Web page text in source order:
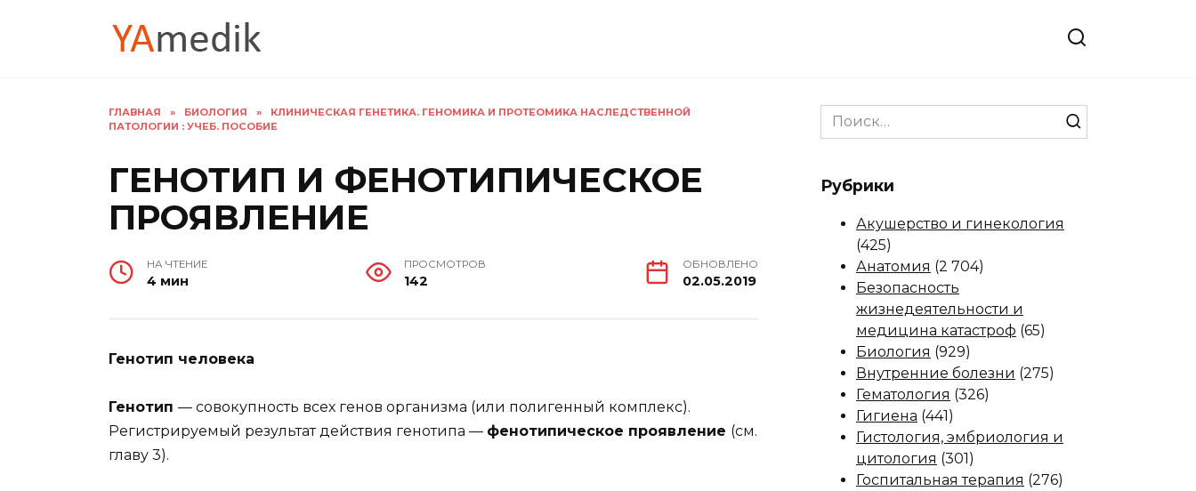
ГЛАВНАЯ » БИОЛОГИЯ »
КЛИНИЧЕСКАЯ ГЕНЕТИКА. ГЕНОМИКА И ПРОТЕОМИКА НАСЛЕДСТВЕННОЙ
ПАТОЛОГИИ : УЧЕБ. ПОСОБИЕ
ГЕНОТИП И ФЕНОТИПИЧЕСКОЕ
ПРОЯВЛЕНИЕ
НА ЧТЕНИЕ
4 мин
ПРОСМОТРОВ
142
ОБНОВЛЕНО
02.05.2019
Генотип человека
Генотип — совокупность всех генов организма (или полигенный комплекс).
Регистрируемый результат действия генотипа — фенотипическое проявление (см.
главу 3).
Search
for:
Рубрики
Акушерство и гинекология
(425)
Анатомия (2 704)
Безопасность
жизнедеятельности и
медицина катастроф (65)
Биология (929)
Внутренние болезни (275)
Гематология (326)
Гигиена (441)
Гистология, эмбриология и
цитология (301)
Госпитальная терапия (276)